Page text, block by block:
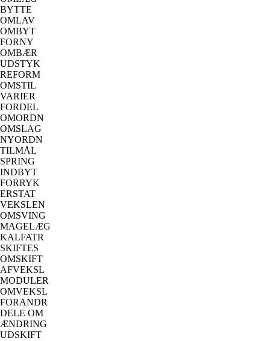
BYTTE
OMLAV
OMBYT
FORNY
OMBÆR
UDSTYK
REFORM
OMSTIL
VARIER
FORDEL
OMORDN
OMSLAG
NYORDN
TILMÅL
SPRING
INDBYT
FORRYK
ERSTAT
VEKSLEN
OMSVING
MAGELÆG
KALFATR
SKIFTES
OMSKIFT
AFVEKSL
MODULER
OMVEKSL
FORANDR
DELE OM
ÆNDRING
UDSKIFT